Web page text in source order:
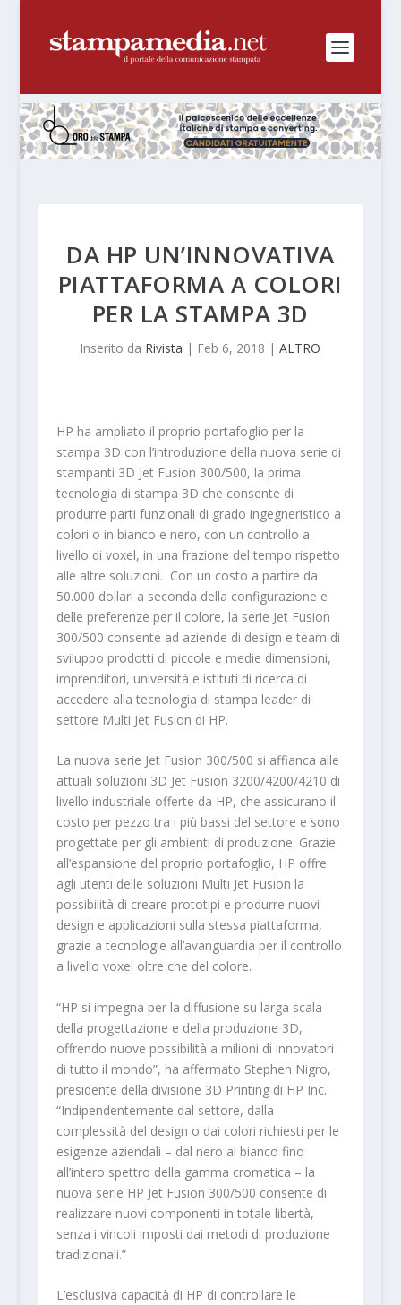
DA HP UN’INNOVATIVA
PIATTAFORMA A COLORI
PER LA STAMPA 3D
Inserito da Rivista | Feb 6, 2018 |ALTRO
HP ha ampliato il proprio portafoglio per la
stampa 3D con l’introduzione della nuova serie di
stampanti 3D Jet Fusion 300/500, la prima
tecnologia di stampa 3D che consente di
produrre parti funzionali di grado ingegneristico a
colori o in bianco e nero, con un controllo a
livello di voxel, in una frazione del tempo rispetto
alle altre soluzioni. Con un costo a partire da
50.000 dollari a seconda della configurazione e
delle preferenze per il colore, la serie Jet Fusion
300/500 consente ad aziende di design e team di
sviluppo prodotti di piccole e medie dimensioni,
imprenditori, università e istituti di ricerca di
accedere alla tecnologia di stampa leader di
settore Multi Jet Fusion di HP.
La nuova serie Jet Fusion 300/500 si affianca alle
attuali soluzioni 3D Jet Fusion 3200/4200/4210 di
livello industriale offerte da HP, che assicurano il
costo per pezzo tra i più bassi del settore e sono
progettate per gli ambienti di produzione. Grazie
all’espansione del proprio portafoglio, HP offre
agli utenti delle soluzioni Multi Jet Fusion la
possibilità di creare prototipi e produrre nuovi
design e applicazioni sulla stessa piattaforma,
grazie a tecnologie all’avanguardia per il controllo
a livello voxel oltre che del colore.
“HP si impegna per la diffusione su larga scala
della progettazione e della produzione 3D,
offrendo nuove possibilità a milioni di innovatori
di tutto il mondo”, ha affermato Stephen Nigro,
presidente della divisione 3D Printing di HP Inc.
“Indipendentemente dal settore, dalla
complessità del design o dai colori richiesti per le
esigenze aziendali – dal nero al bianco fino
all’intero spettro della gamma cromatica – la
nuova serie HP Jet Fusion 300/500 consente di
realizzare nuovi componenti in totale libertà,
senza i vincoli imposti dai metodi di produzione
tradizionali.”
L’esclusiva capacità di HP di controllare le